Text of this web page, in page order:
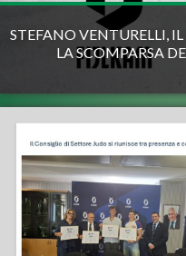
STEFANO VENTURELLI,
LA SCOMPARSA